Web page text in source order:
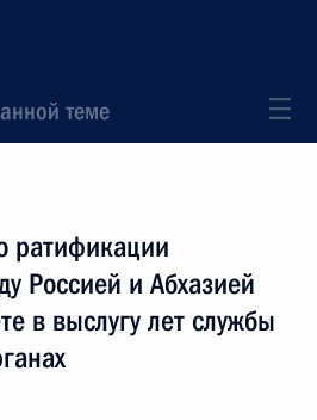
теме
ратификации
Россией и Абхазией
в выслугу лет службы